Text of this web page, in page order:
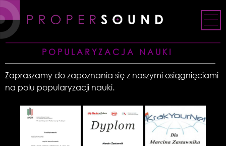
Skip
to
content
POPULARYZACJA NAUKI
Zapraszamy do zapoznania się z naszymi osiągnięciami
na polu popularyzacji nauki.